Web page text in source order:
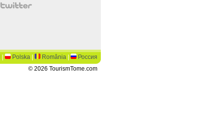
Polska România
Россия
© 2026 TourismTome.com